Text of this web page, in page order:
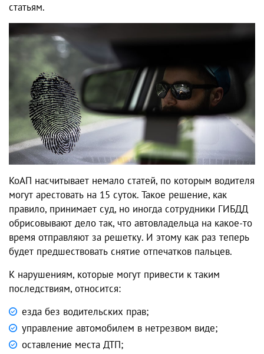
статьям.
КоАП насчитывает немало статей, по которым водителя
могут арестовать на 15 суток. Такое решение, как
правило, принимает суд, но иногда сотрудники ГИБДД
обрисовывают дело так, что автовладельца на какое-то
время отправляют за решетку. И этому как раз теперь
будет предшествовать снятие отпечатков пальцев.
К нарушениям, которые могут привести к таким
последствиям, относится:
езда без водительских прав;
управление автомобилем в нетрезвом виде;
оставление места ДТП;